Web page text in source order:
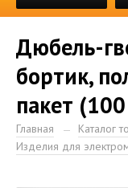
Дюбель-
бортик,
пакет
Главная
Каталог
Изделия для